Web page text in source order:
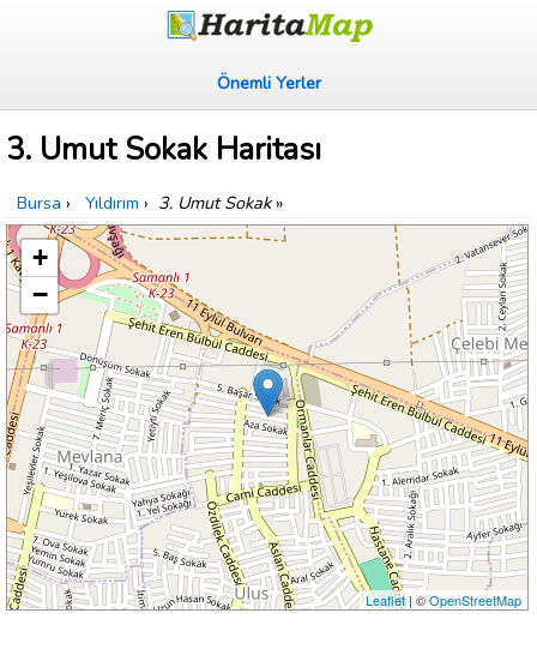
Önemli Yerler
3. Umut Sokak Haritası
Bursa › Yıldırım › 3. Umut Sokak»
+
−
Leaflet| ©OpenStreetMap